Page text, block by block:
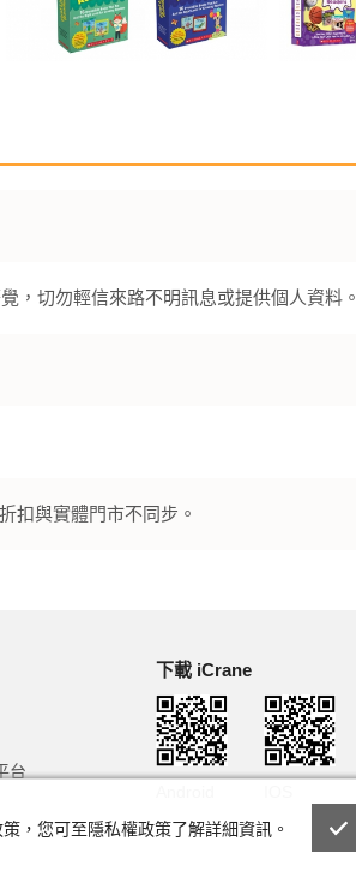
，切勿輕信來路不明訊息或提供個人資料。
扣與實體門市不同步。
台
下載 iCrane
，您可至隱私權政策了解詳細資訊。